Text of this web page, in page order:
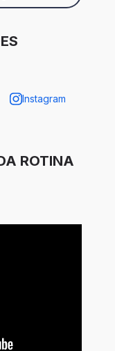
Instagram
ROTINA